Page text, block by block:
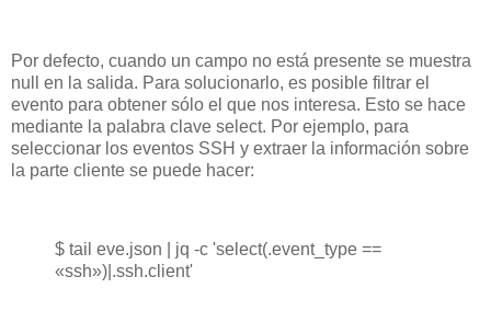
Por defecto, cuando un campo no está presente se muestra
null en la salida. Para solucionarlo, es posible filtrar el
evento para obtener sólo el que nos interesa. Esto se hace
mediante la palabra clave select. Por ejemplo, para
seleccionar los eventos SSH y extraer la información sobre
la parte cliente se puede hacer:
$ tail eve.json | jq -c 'select(.event_type ==
«ssh»)|.ssh.client'